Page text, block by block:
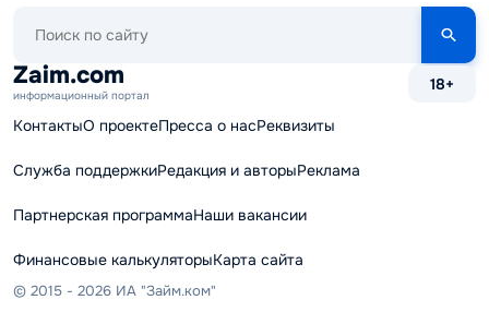
сайту
Zaim.com
информационный портал
18+
КонтактыО проектеПресса о насРеквизиты
Служба поддержкиРедакция и авторыРеклама
Партнерская программаНаши вакансии
Финансовые калькуляторыКарта сайта
© 2015 - 2026 ИА "Займ.ком"